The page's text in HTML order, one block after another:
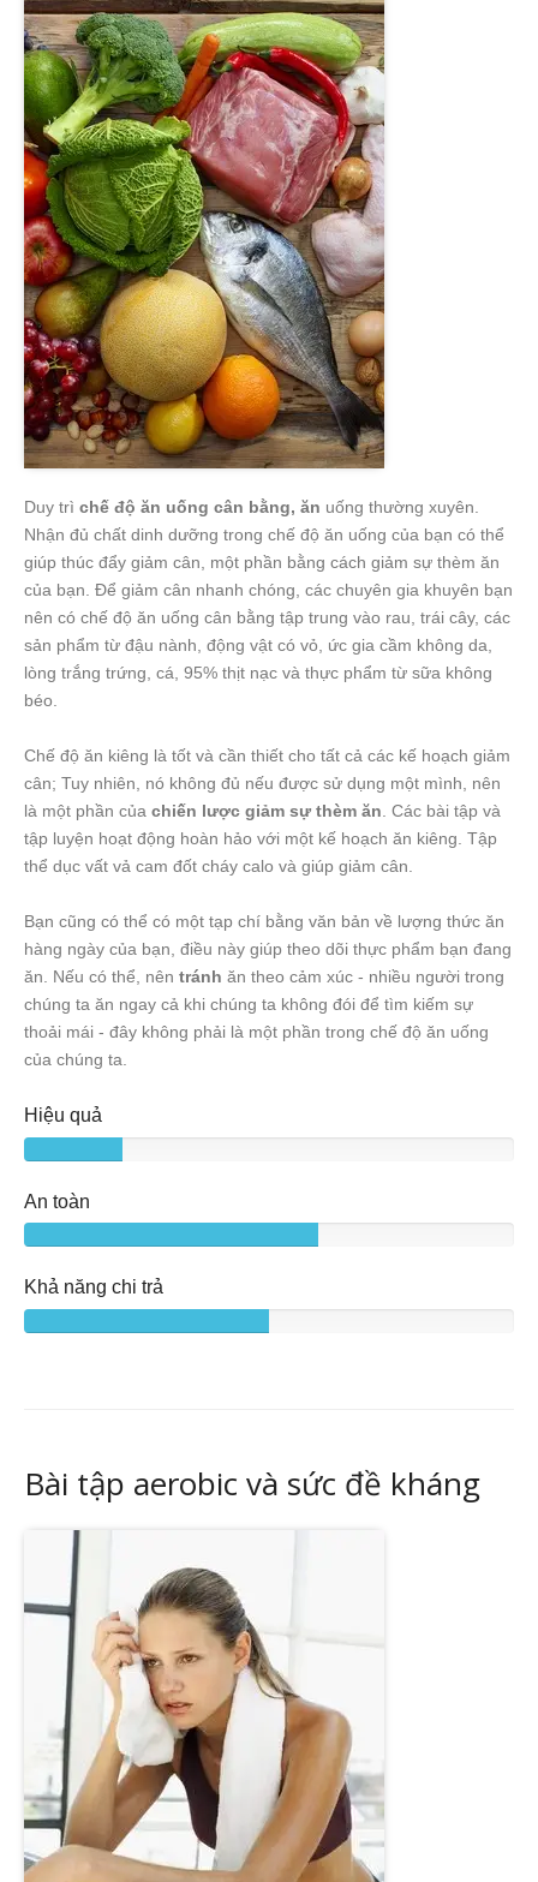
Duy trì chế độ ăn uống cân bằng, ăn uống thường xuyên.
Nhận đủ chất dinh dưỡng trong chế độ ăn uống của bạn có thể
giúp thúc đẩy giảm cân, một phần bằng cách giảm sự thèm ăn
của bạn. Để giảm cân nhanh chóng, các chuyên gia khuyên bạn
nên có chế độ ăn uống cân bằng tập trung vào rau, trái cây, các
sản phẩm từ đậu nành, động vật có vỏ, ức gia cầm không da,
lòng trắng trứng, cá, 95% thịt nạc và thực phẩm từ sữa không
béo.
Chế độ ăn kiêng là tốt và cần thiết cho tất cả các kế hoạch giảm
cân; Tuy nhiên, nó không đủ nếu được sử dụng một mình, nên
là một phần của chiến lược giảm sự thèm ăn . Các bài tập và
tập luyện hoạt động hoàn hảo với một kế hoạch ăn kiêng. Tập
thể dục vất vả cam đốt cháy calo và giúp giảm cân.
Bạn cũng có thể có một tạp chí bằng văn bản về lượng thức ăn
hàng ngày của bạn, điều này giúp theo dõi thực phẩm bạn đang
ăn. Nếu có thể, nên tránh ăn theo cảm xúc - nhiều người trong
chúng ta ăn ngay cả khi chúng ta không đói để tìm kiếm sự
thoải mái - đây không phải là một phần trong chế độ ăn uống
của chúng ta.
Hiệu quả
An toàn
Khả năng chi trả
Bài tập aerobic và sức đề kháng